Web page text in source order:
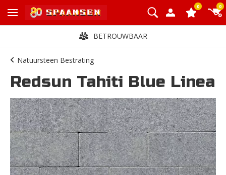
0 0
BETROUWBAAR
Natuursteen Bestrating
Redsun Tahiti Blue Linea